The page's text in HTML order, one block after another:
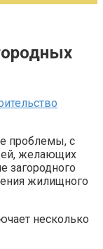
проблемы, с
желающих
загородного
жилищного
несколько